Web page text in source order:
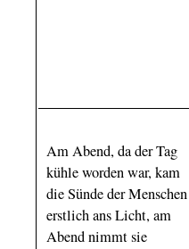
Am Abend, da der Tag
kühle worden war, kam
die Sünde der Menschen
erstlich ans Licht, am
Abend nimmt sie